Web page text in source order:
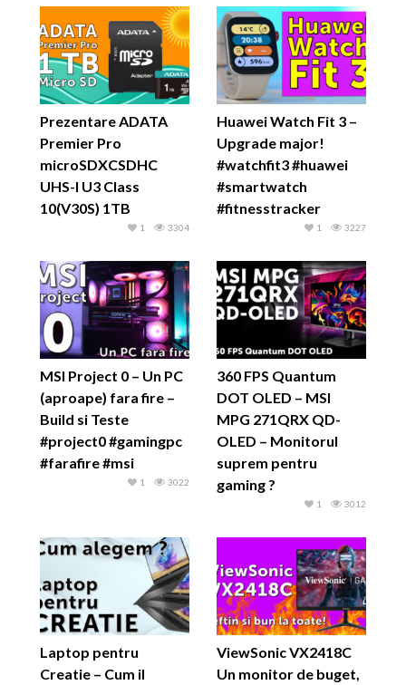
Prezentare ADATA
Premier Pro
microSDXCSDHC
UHS-I U3 Class
10(V30S) 1TB
3304
1
Huawei Watch Fit 3 –
Upgrade major!
#watchfit3 #huawei
#smartwatch
#fitnesstracker
3227
1
MSI Project 0 – Un PC
(aproape) fara fire –
Build si Teste
#project0 #gamingpc
#farafire #msi
3022
1
360 FPS Quantum
DOT OLED – MSI
MPG 271QRX QD-
OLED – Monitorul
suprem pentru
gaming ?
3012
1
Laptop pentru
Creatie – Cum il
ViewSonic VX2418C
Un monitor de buget,